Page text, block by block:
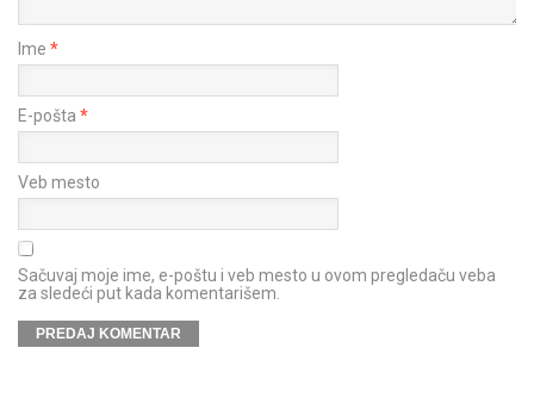
Ime *
E-pošta *
Veb mesto
Sačuvaj moje ime, e-poštu i veb mesto u ovom pregledaču veba
za sledeći put kada komentarišem.